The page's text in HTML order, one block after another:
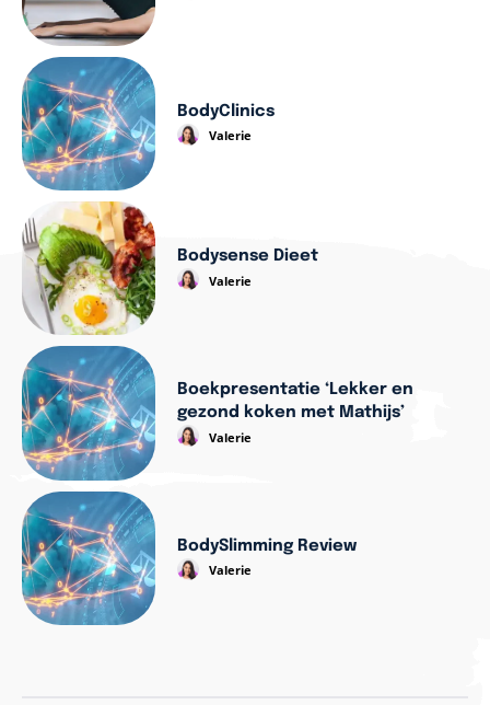
BodyClinics
Valerie
Bodysense Dieet
Valerie
Boekpresentatie ‘Lekker en
gezond koken met Mathijs’
Valerie
BodySlimming Review
Valerie